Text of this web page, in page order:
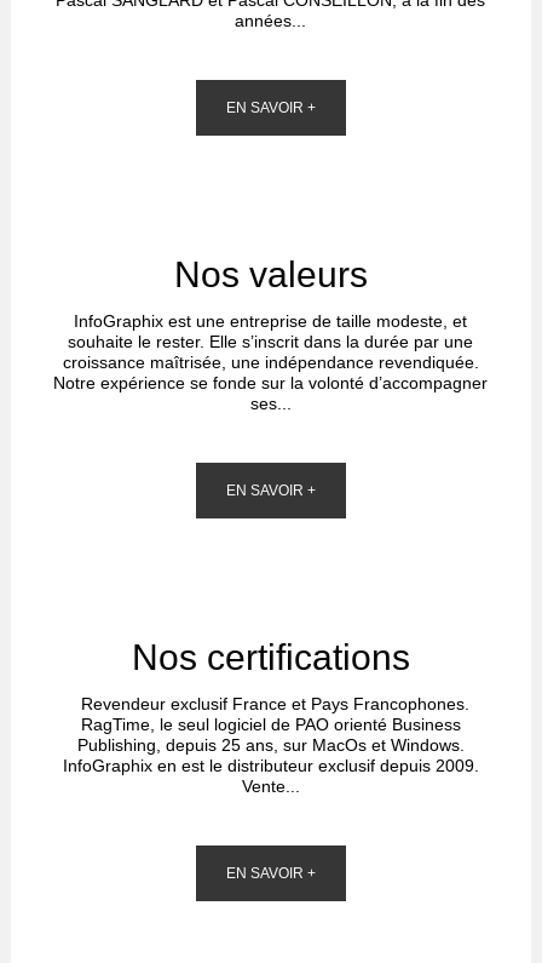
années...
EN SAVOIR +
Nos valeurs
InfoGraphix est une entreprise de taille modeste, et
souhaite le rester. Elle s’inscrit dans la durée par une
croissance maîtrisée, une indépendance revendiquée.
Notre expérience se fonde sur la volonté d’accompagner
ses...
EN SAVOIR +
Nos certifications
Revendeur exclusif France et Pays Francophones.
RagTime, le seul logiciel de PAO orienté Business
Publishing, depuis 25 ans, sur MacOs et Windows.
InfoGraphix en est le distributeur exclusif depuis 2009.
Vente...
EN SAVOIR +